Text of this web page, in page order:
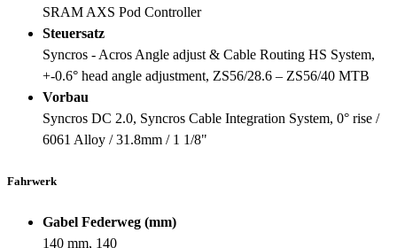
SRAM AXS Pod Controller
Steuersatz
Syncros - Acros Angle adjust & Cable Routing HS System,
+-0.6° head angle adjustment, ZS56/28.6 – ZS56/40 MTB
Vorbau
Syncros DC 2.0, Syncros Cable Integration System, 0° rise /
6061 Alloy / 31.8mm / 1 1/8"
Fahrwerk
Gabel Federweg (mm)
140 mm, 140